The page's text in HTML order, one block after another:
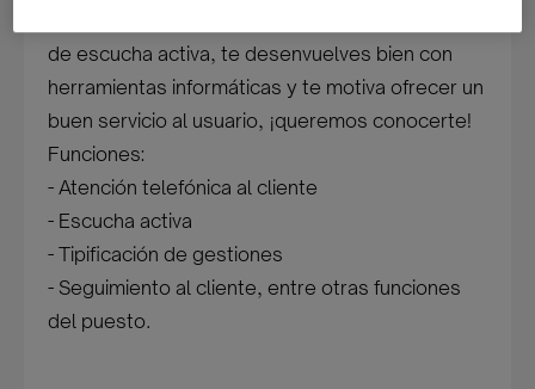
de escucha activa, te desenvuelves bien con
herramientas informáticas y te motiva ofrecer un
buen servicio al usuario, ¡queremos conocerte!
Funciones:
- Atención telefónica al cliente
- Escucha activa
- Tipificación de gestiones
- Seguimiento al cliente, entre otras funciones
del puesto.